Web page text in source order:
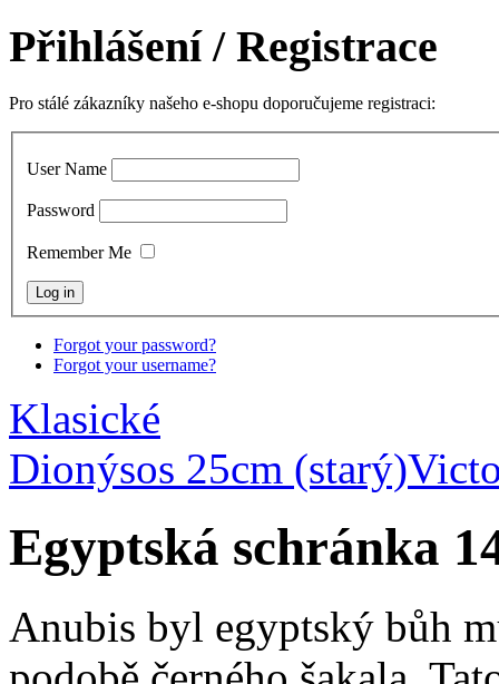
Přihlášení/ Registrace
Pro stálé zákazníky našeho e-shopu doporučujeme registraci:
User Name
Password
Remember Me
Forgot your password?
Forgot your username?
Klasické
Dionýsos 25cm (starý)
Egyptská schránka
Anubis byl egyptský bůh